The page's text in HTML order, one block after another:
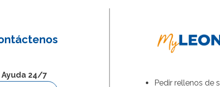
Ayuda 24/7
Pedir rellenos de